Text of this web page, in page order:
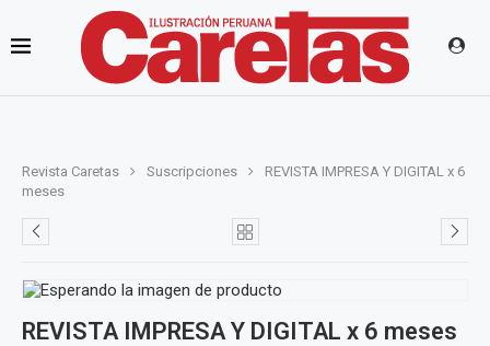
Revista Caretas Suscripciones
REVISTA IMPRESA Y DIGITAL x 6
meses
REVISTA IMPRESA Y DIGITAL x 6 meses